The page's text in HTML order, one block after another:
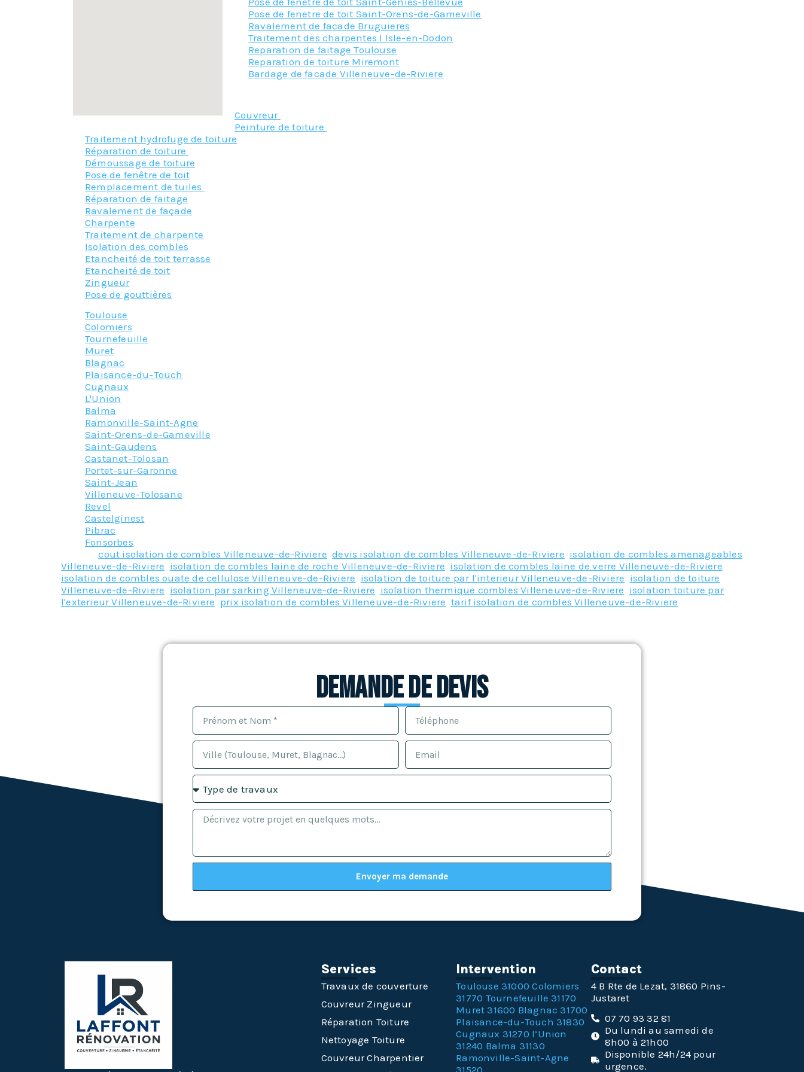
Pose de fenetre de toit Saint-Orens-de-Gameville
Ravalement de facade Bruguieres
Traitement des charpentes l Isle-en-Dodon
Reparation de faitage Toulouse
Reparation de toiture Miremont
Bardage de facade Villeneuve-de-Riviere
Couvreur
Peinture de toiture
Traitement hydrofuge de toiture
Réparation de toiture
Démoussage de toiture
Pose de fenêtre de toit
Remplacement de tuiles
Réparation de faitage
Ravalement de façade
Charpente
Traitement de charpente
Isolation des combles
Etancheité de toit terrasse
Etancheité de toit
Zingueur
Pose de gouttières
Toulouse
Colomiers
Tournefeuille
Muret
Blagnac
Plaisance-du-Touch
Cugnaux
L'Union
Balma
Ramonville-Saint-Agne
Saint-Orens-de-Gameville
Saint-Gaudens
Castanet-Tolosan
Portet-sur-Garonne
Saint-Jean
Villeneuve-Tolosane
Revel
Castelginest
Pibrac
Fonsorbes
Taggedcout isolation de combles Villeneuve-de-Riviere ,devis isolation de combles Villeneuve-de-Riviere isolation de combles amenageables
Villeneuve-de-Riviere isolation de combles laine de roche Villeneuve-de-Riviere isolation de combles laine de verre Villeneuve-de-Riviere
isolation de combles ouate de cellulose Villeneuve-de-Riviere isolation de toiture par l'interieur Villeneuve-de-Riviere isolation de toiture
Villeneuve-de-Riviere isolation par sarking Villeneuve-de-Riviere isolation thermique combles Villeneuve-de-Riviere isolation toiture par
l'exterieur Villeneuve-de-Riviere prix isolation de combles Villeneuve-de-Riviere tarif isolation de combles Villeneuve-de-Riviere
Demande de devis
Envoyer ma demande
Services
Travaux de couverture
Couvreur Zingueur
Réparation Toiture
Nettoyage Toiture
Couvreur Charpentier
Intervention
Toulouse 31000 Colomiers
31770 Tournefeuille 31170
Muret 31600 Blagnac 31700
Plaisance-du-Touch 31830
Cugnaux 31270 l’Union
31240 Balma 31130
Ramonville-Saint-Agne
31520
Contact
4 B Rte de Lezat, 31860 Pins-
Justaret
07 70 93 32 81
Du lundi au samedi de
8h00 à 21h00
Disponible 24h/24 pour
urgence.